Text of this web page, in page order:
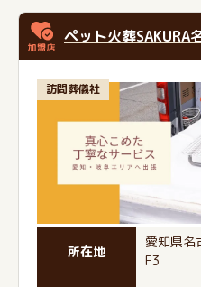
ペット火葬SAKURA
訪問葬儀社
所在地
愛知県
F3